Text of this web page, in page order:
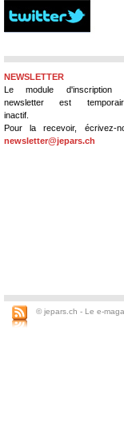
NEWSLETTER
Le module
newsletter est
inactif.
Pour la recevoir, écrivez-
newsletter@jepars.ch
© jepars.ch - Le e-